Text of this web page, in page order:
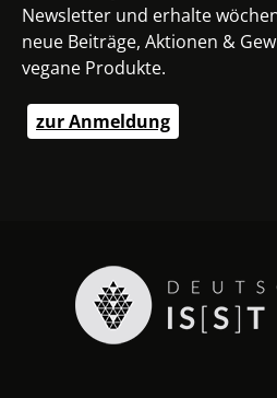
Newsletter und erhalte
neue Beiträge, Aktionen &
vegane Produkte.
zur Anmeldung